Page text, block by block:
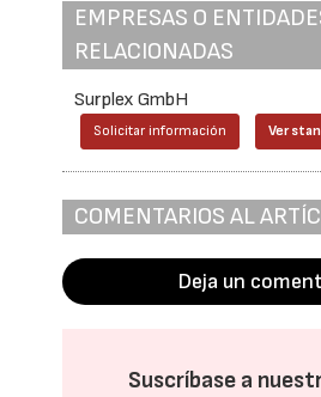
EMPRESAS O
RELACIONADAS
Surplex GmbH
Solicitar información Ver
COMENTARIOS AL
Deja un
Suscríbase a